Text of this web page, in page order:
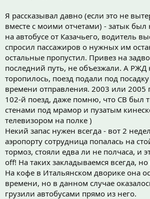
Я рассказывал давно (если это не
вместе с моими отчетами) - затык был
на автобусе от Казачьего, водитель
спросил пассажиров о нужных им
остальные пропустил. Привез на
последний путь, не объезжали. А РЖД
торопилось, поезд подали под
времени отправления. 2003 или 2005
102-й поезд, даже помню, что СВ был
стенами под мрамор и пузатым
телевизором на полке )
Некий запас нужен всегда - вот 2
аэропорту сотрудница попалась на
тормоз, стояли едва ли не полчаса, и
off! На таких закладываемся всегда, но
На кофе в Итальянском дворике она
времени, но в данном случае
грузили автобусами прямо из него.